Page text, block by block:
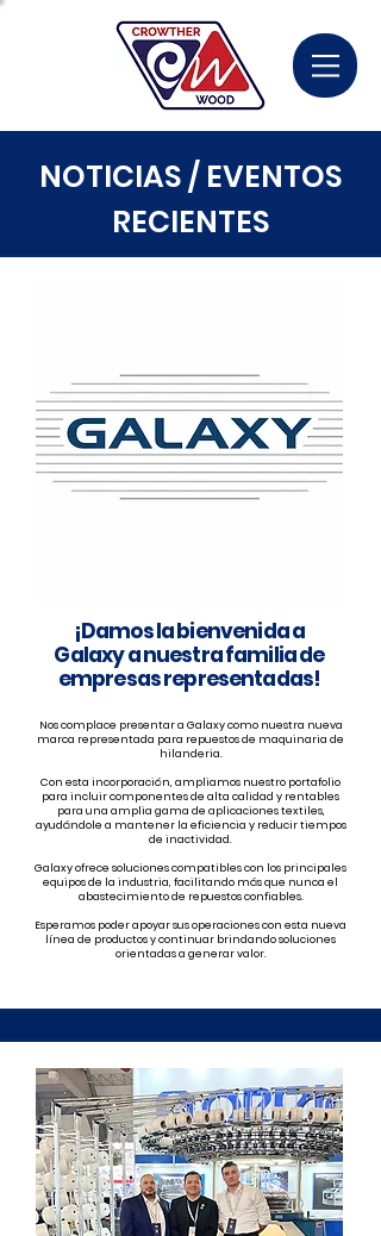
NOTICIAS / EVENTOS
RECIENTES
¡Damos la bienvenida a
Galaxy a nuestra familia de
empresas representadas!
Nos complace presentar a Galaxy como nuestra nueva
marca representada para repuestos de maquinaria de
hilanderia.
Con esta incorporación, ampliamos nuestro portafolio
para incluir componentes de alta calidad y rentables
para una amplia gama de aplicaciones textiles,
ayudándole a mantener la eficiencia y reducir tiempos
de inactividad.
Galaxy ofrece soluciones compatibles con los principales
equipos de la industria, facilitando más que nunca el
abastecimiento de repuestos confiables.
Esperamos poder apoyar sus operaciones con esta nueva
línea de productos y continuar brindando soluciones
orientadas a generar valor.